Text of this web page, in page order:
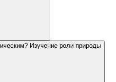
Изучение роли природы